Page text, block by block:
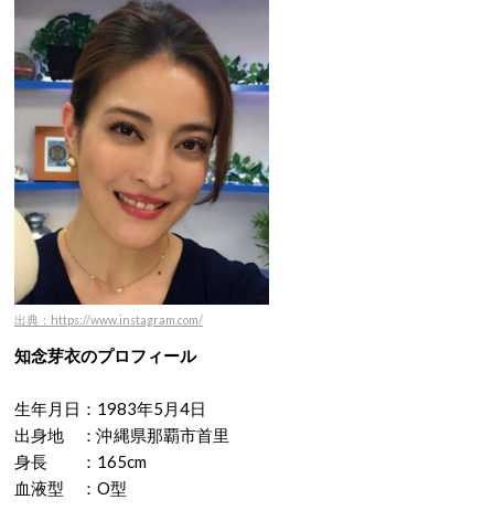
出典：https://www.instagram.com/
知念芽衣のプロフィール
生年月日：1983年5月4日
出身地 ：沖縄県那覇市首里
身長 ：165cm
血液型 ：O型